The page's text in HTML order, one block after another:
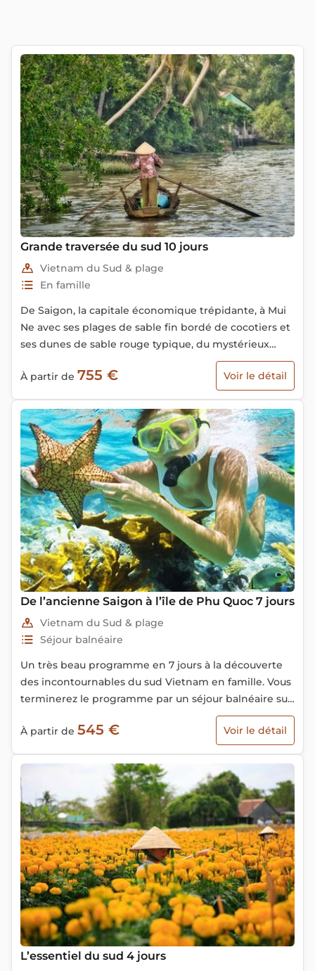
Grande traversée du sud 10 jours
Vietnam du Sud & plage
En famille
De Saigon, la capitale économique trépidante, à Mui
Ne avec ses plages de sable fin bordé de cocotiers et
ses dunes de sable rouge typique, du mystérieux
Haut Plateau jusqu’au fin fond du Mékong au cœur
des vergers et des arroyos… Découvrez tous ces
paysages envoûtants dans ce circuit Sud Vietnam en
10 jours !
À partir de 755 € Voir le détail
De l’ancienne Saigon à l’île de Phu Quoc 7 jours
Vietnam du Sud & plage
Séjour balnéaire
Un très beau programme en 7 jours à la découverte
des incontournables du sud Vietnam en famille. Vous
terminerez le programme par un séjour balnéaire sur
l'ile de Phu Quoc - la plus grande ile du Vietnam.
À partir de 545 € Voir le détail
L’essentiel du sud 4 jours